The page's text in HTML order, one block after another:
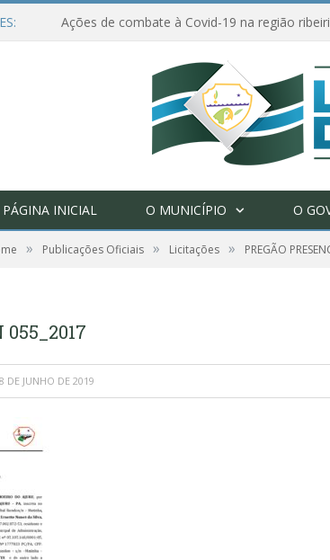
PÁGINA INICIAL O MUNICÍPIO O
» Publicações Oficiais » Licitações » PREGÃO
055_2017
DE JUNHO DE 2019